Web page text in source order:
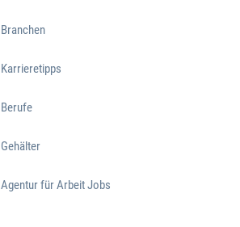
Branchen
Karrieretipps
Berufe
Gehälter
Agentur für Arbeit Jobs